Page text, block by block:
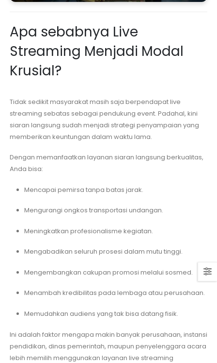
Apa sebabnya Live
Streaming Menjadi Modal
Krusial?
Tidak sedikit masyarakat masih saja berpendapat live
streaming sebatas sebagai pendukung event. Padahal, kini
siaran langsung sudah menjadi strategi penyampaian yang
memberikan keuntungan dalam waktu lama.
Dengan memanfaatkan layanan siaran langsung berkualitas,
Anda bisa:
Mencapai pemirsa tanpa batas jarak.
Mengurangi ongkos transportasi undangan.
Meningkatkan profesionalisme kegiatan.
Mengabadikan seluruh prosesi dalam mutu tinggi.
Mengembangkan cakupan promosi melalui sosmed.
Menambah kredibilitas pada lembaga atau perusahaan.
Memudahkan audiens yang tak bisa datang fisik.
Ini adalah faktor mengapa makin banyak perusahaan, instansi
pendidikan, dinas pemerintah, maupun penyelenggara acara
lebih memilih menggunakan layanan live streaming